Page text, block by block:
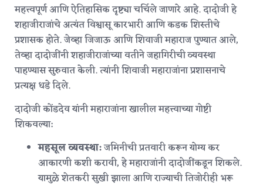
महत्त्वपूर्ण आणि ऐतिहासिक दृष्ट्या चर्चिले जाणारे आहे. दादोजी हे
शहाजीराजांचे अत्यंत विश्वासू कारभारी आणि कडक शिस्तीचे
प्रशासक होते.जेव्हा जिजाऊ आणि शिवाजी महाराज पुण्यात आले,
तेव्हा दादोजींनी शहाजीराजांच्या वतीने जहागिरीची व्यवस्था
पाहण्यास सुरुवात केली. त्यांनी शिवाजी महाराजांना प्रशासनाचे
प्रत्यक्ष धडे दिले.
दादोजी कोंडदेव यांनी महाराजांना खालील महत्त्वाच्या गोष्टी
शिकवल्या:
महसूल व्यवस्था:जमिनीची प्रतवारी करून योग्य कर
आकारणी कशी करावी, हे महाराजांनी दादोजींकडून शिकले.
यामुळे शेतकरी सुखी झाला आणि राज्याची तिजोरीही भरू